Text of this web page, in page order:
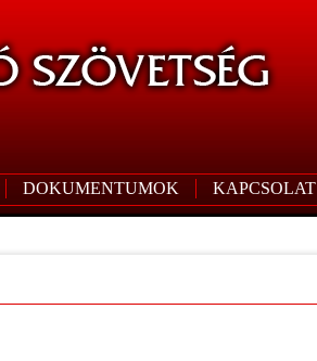
DOKUMENTUMOK KAPCSOLAT